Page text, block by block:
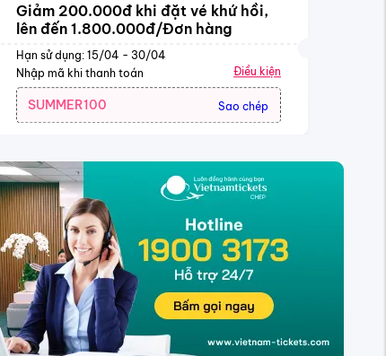
Giảm 200.000đ khi đặt vé khứ hồi,
lên đến 1.800.000đ/Đơn hàng
Hạn sử dụng: 15/04 - 30/04
Nhập mã khi thanh toán
Điều kiện
SUMMER100 Sao chép